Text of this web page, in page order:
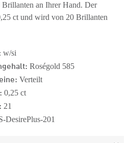
an Ihrer Hand. Der
ct und wird von 20 Brillanten
w/si
Roségold 585
Verteilt
0,25 ct
21
DesirePlus-201